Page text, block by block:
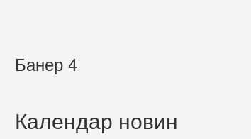
Банер 4
Календар новин